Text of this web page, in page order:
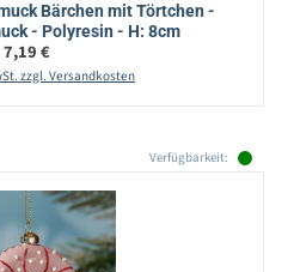
Bärchen mit Törtchen -
- Polyresin - H: 8cm
Regulärer Preis:
7,19 €
zzgl. Versandkosten
Verfügbarkeit: